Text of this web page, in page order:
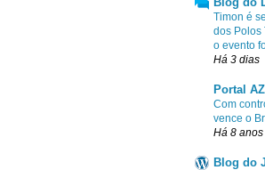
Timon é
dos Polos
o evento
Há 3 dias
Portal
Com
vence o
Há 8 anos
Blog do